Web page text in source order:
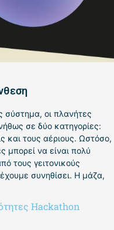
σύστημα, οι πλανήτες
σε δύο κατηγορίες:
και τους αέριους. Ωστόσο,
μπορεί να είναι πολύ
τους γειτονικούς
συνηθίσει. Η μάζα,
Hackathon